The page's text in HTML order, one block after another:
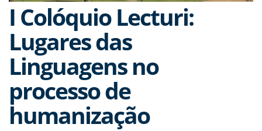
I Colóquio Lecturi:
Lugares das
Linguagens no
processo de
humanização